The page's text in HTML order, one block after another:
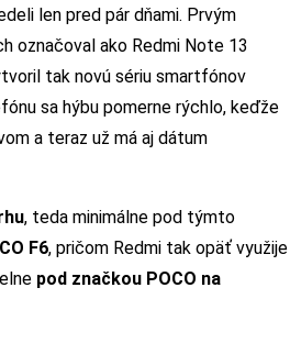
len pred pár dňami. Prvým
označoval ako Redmi Note 13
tak novú sériu smartfónov
sa hýbu pomerne rýchlo, keďže
a teraz už má aj dátum
, teda minimálne pod týmto
F6, pričom Redmi tak opäť využije
pod značkou POCO na